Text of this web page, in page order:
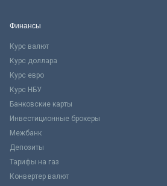
Финансы
Курс валют
Курс доллара
Курс евро
Курс НБУ
Банковские карты
Инвестиционные брокеры
Межбанк
Депозиты
Тарифы на газ
Конвертер валют